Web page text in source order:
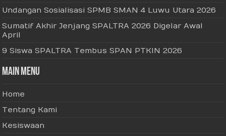
Undangan Sosialisasi SPMB SMAN 4 Luwu Utara 2026
Sumatif Akhir Jenjang SPALTRA 2026 Digelar Awal
April
9 Siswa SPALTRA Tembus SPAN PTKIN 2026
Main Menu
Home
Tentang Kami
Kesiswaan